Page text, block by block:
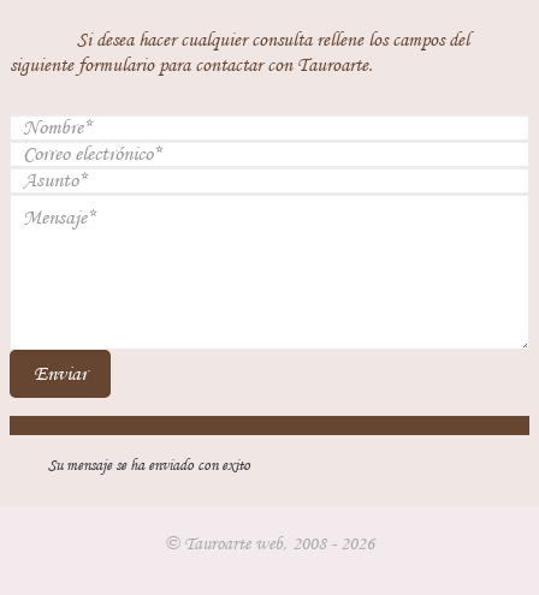
Si desea hacer cualquier consulta rellene los campos del
siguiente formulario para contactar con Tauroarte.
Enviar
Su mensaje se ha enviado con exito
© Tauroarte web, 2008 - 2026